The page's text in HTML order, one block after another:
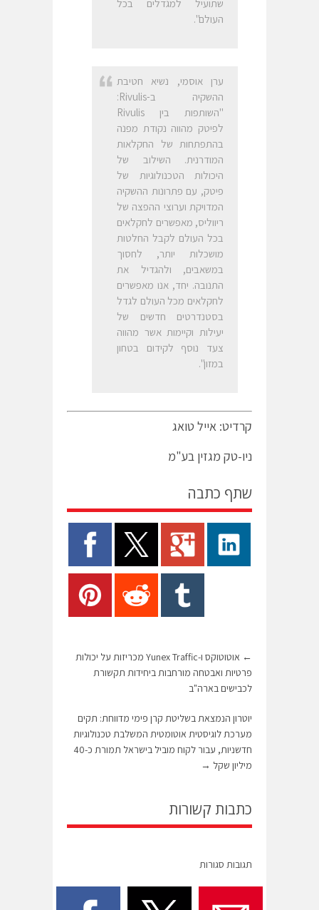
שתועיל למגדלים בכל
העולם".
ערן אוסמי, נשיא חטיבת
ההשקיה ב-Rivulis:
"השותפות בין Rivulis
לפיטק מהווה נקודת מפנה
בהתפתחות של החקלאות
המודרנית. השילוב של
היכולות הטכנולוגיות של
פיטק, עם פתרונות ההשקיה
המדויקת וערוצי ההפצה של
ריווליס, מאפשרים לחקלאים
בכל העולם לקבל החלטות
מושכלות יותר, לחסוך
במשאבים, ולהגדיל את
התנובה. יחד, אנו מאפשרים
לחקלאים מכל העולם לגדל
בסטנדרטים חדשים של
יעילות וקיימות אשר מהווה
צעד נוסף לקידום בטחון
במזון".
קרדיט: אייל טואג
ניו-טק מגזין בע"מ
שתף כתבה
←
אוטוטוקס ו-Yunex Traffic מכריזות על יכולות
פרטיות ואבטחה מורחבות ביחידות תקשורת
לכבישים בארה"ב
יוטרון הנמצאת בשליטת קרן פימי מדווחת: תקים
מערכת לוגיסטית אוטומטית המשלבת טכנולוגיות
חדשניות, עבור לקוח מוביל בישראל תמורת כ-40
מיליון שקל →
כתבות קשורות
תגובות סגורות